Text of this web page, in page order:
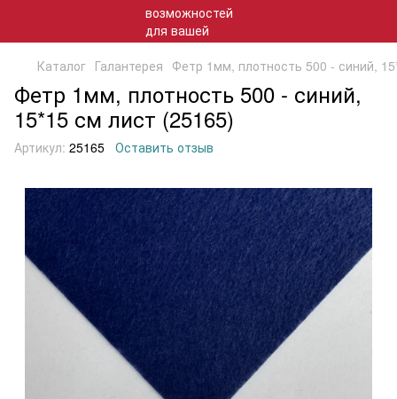
Каталог Галантерея Фетр 1мм, плотность 500 - синий,
Фетр 1мм, плотность 500 - синий,
15*15 см лист (25165)
Артикул: 25165 Оставить отзыв